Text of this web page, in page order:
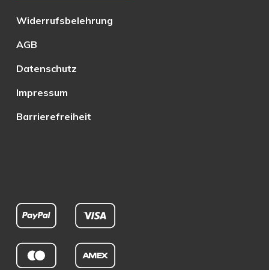
Widerrufsbelehrung
AGB
Datenschutz
Impressum
Barrierefreiheit